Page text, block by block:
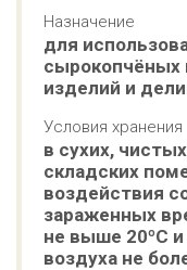
Назначение
для
сырокопчёных
изделий и
Условия хранения
в сухих,
складских
воздействия
зараженных
не выше 20ºС
воздуха не